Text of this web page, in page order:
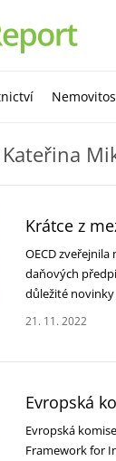
Kateřina
Krátce z
OECD
daňových
důležité
21. 11. 2022
Evropská
Evropská
Framework for